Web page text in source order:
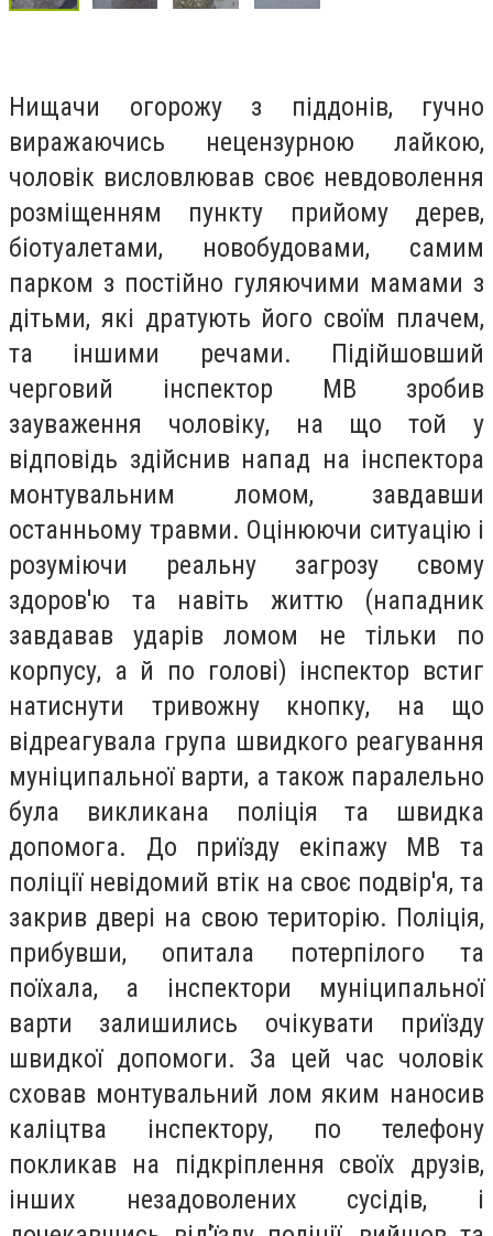
Нищачи огорожу з піддонів, гучно
виражаючись нецензурною лайкою,
чоловік висловлював своє невдоволення
розміщенням пункту прийому дерев,
біотуалетами, новобудовами, самим
парком з постійно гуляючими мамами з
дітьми, які дратують його своїм плачем,
та іншими речами. Підійшовший
черговий інспектор МВ зробив
зауваження чоловіку, на що той у
відповідь здійснив напад на інспектора
монтувальним ломом, завдавши
останньому травми. Оцінюючи ситуацію і
розуміючи реальну загрозу свому
здоров'ю та навіть життю (нападник
завдавав ударів ломом не тільки по
корпусу, а й по голові) інспектор встиг
натиснути тривожну кнопку, на що
відреагувала група швидкого реагування
муніципальної варти, а також паралельно
була викликана поліція та швидка
допомога. До приїзду екіпажу МВ та
поліції невідомий втік на своє подвір'я, та
закрив двері на свою територію. Поліція,
прибувши, опитала потерпілого та
поїхала, а інспектори муніципальної
варти залишились очікувати приїзду
швидкої допомоги. За цей час чоловік
сховав монтувальний лом яким наносив
каліцтва інспектору, по телефону
покликав на підкріплення своїх друзів,
інших незадоволених сусідів, і